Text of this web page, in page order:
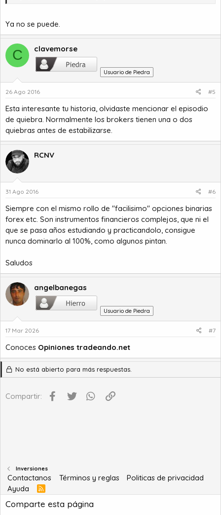
Ya no se puede.
C clavemorse
Usuario de Piedra
26 Ago 2016 #5
Esta interesante tu historia, olvidaste mencionar el episodio
de quiebra. Normalmente los brokers tienen una o dos
quiebras antes de estabilizarse.
RCNV
31 Ago 2016 #6
Siempre con el mismo rollo de "facilisimo" opciones binarias
forex etc. Son instrumentos financieros complejos, que ni el
que se pasa años estudiando y practicandolo, consigue
nunca dominarlo al 100%, como algunos pintan.
Saludos
angelbanegas
Usuario de Piedra
17 Mar 2026 #7
Conoces Opiniones tradeando.net
No está abierto para más respuestas.
Compartir: Facebook
Twitter WhatsApp
Inversiones
Contactanos Términos y reglas
Politicas de privacidad
Ayuda
R
S
S
Comparte esta página